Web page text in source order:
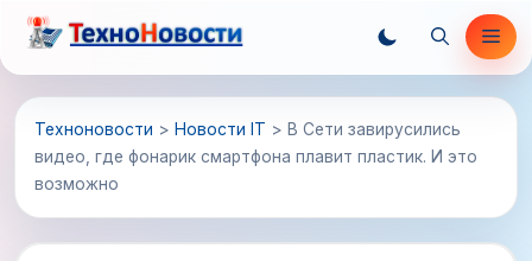
Перейти
содержимому
Техноновости > Новости IT > В Сети завирусились
видео, где фонарик смартфона плавит пластик. И это
возможно